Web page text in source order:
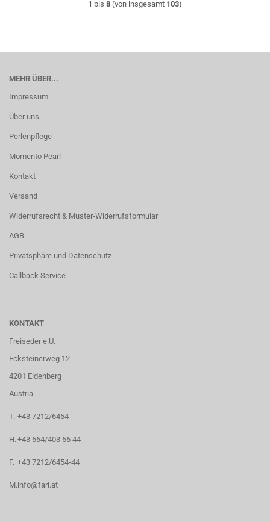
1 bis 8 (von insgesamt 103)
MEHR ÜBER...
Impressum
Über uns
Perlenpflege
Momento Pearl
Kontakt
Versand
Widerrufsrecht & Muster-Widerrufsformular
AGB
Privatsphäre und Datenschutz
Callback Service
KONTAKT
Freiseder e.U.
Ecksteinerweg 12
4201 Eidenberg
Austria
T. +43 7212/6454
H.+43 664/403 66 44
F. +43 7212/6454-44
M.info@fari.at